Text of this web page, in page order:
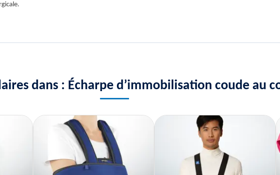
dans : Écharpe d’immobilisation coude au